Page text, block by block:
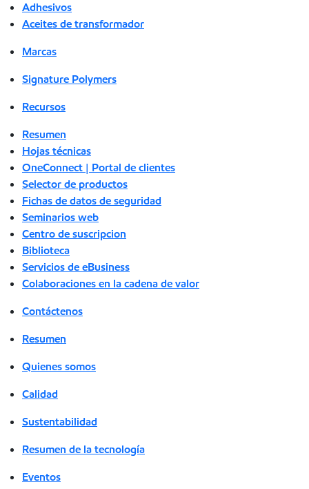
Adhesivos
Aceites de transformador
Marcas
Signature Polymers
Recursos
Resumen
Hojas técnicas
OneConnect | Portal de clientes
Selector de productos
Fichas de datos de seguridad
Seminarios web
Centro de suscripcion
Biblioteca
Servicios de eBusiness
Colaboraciones en la cadena de valor
Contáctenos
Resumen
Quienes somos
Calidad
Sustentabilidad
Resumen de la tecnología
Eventos